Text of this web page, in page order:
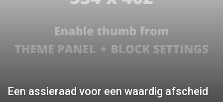
Een assieraad voor een waardig afscheid